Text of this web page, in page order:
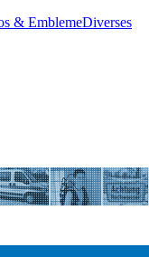
& EmblemeDiverses